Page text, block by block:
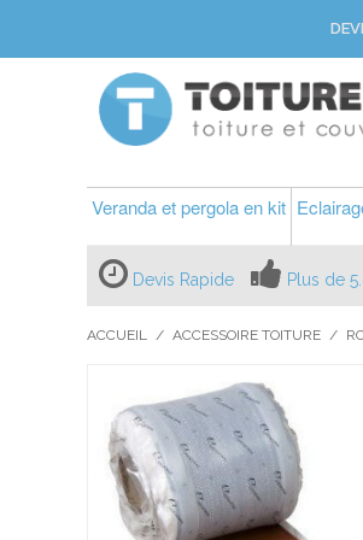
Veranda et pergola en kit
Devis Rapide Plus de
ACCUEIL / ACCESSOIRE TOITURE /